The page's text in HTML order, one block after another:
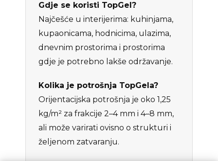
Gdje se koristi TopGel?
Najčešće u interijerima: kuhinjama,
kupaonicama, hodnicima, ulazima,
dnevnim prostorima i prostorima
gdje je potrebno lakše održavanje.
Kolika je potrošnja TopGela?
Orijentacijska potrošnja je oko 1,25
kg/m² za frakcije 2–4 mm i 4–8 mm,
ali može varirati ovisno o strukturi i
željenom zatvaranju.